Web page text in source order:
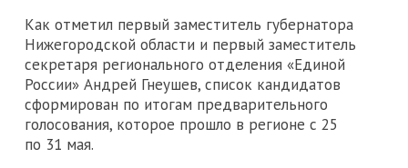
Как отметил первый заместитель губернатора
Нижегородской области и первый заместитель
секретаря регионального отделения «Единой
России» Андрей Гнеушев, список кандидатов
сформирован по итогам предварительного
голосования, которое прошло в регионе с 25
по 31 мая.